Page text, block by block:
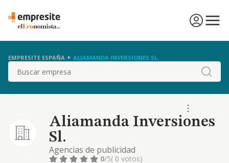
EMPRESITE ESPAÑA ALIAMANDA INVERSIONES SL.
Buscar
Aliamanda Inversiones
Sl.
Agencias de publicidad
0/5( 0 votos)